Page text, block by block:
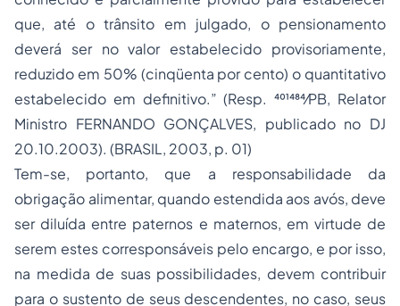
que, até o trânsito em julgado, o pensionamento
deverá ser no valor estabelecido provisoriamente,
reduzido em 50% (cinqüenta por cento) o quantitativo
estabelecido em definitivo.” (Resp. 401484⁄PB, Relator
Ministro FERNANDO GONÇALVES, publicado no DJ
20.10.2003). (BRASIL, 2003, p. 01)
Tem-se, portanto, que a responsabilidade da
obrigação alimentar, quando estendida aos avós, deve
ser diluída entre paternos e maternos, em virtude de
serem estes corresponsáveis pelo encargo, e por isso,
na medida de suas possibilidades, devem contribuir
para o sustento de seus descendentes, no caso, seus